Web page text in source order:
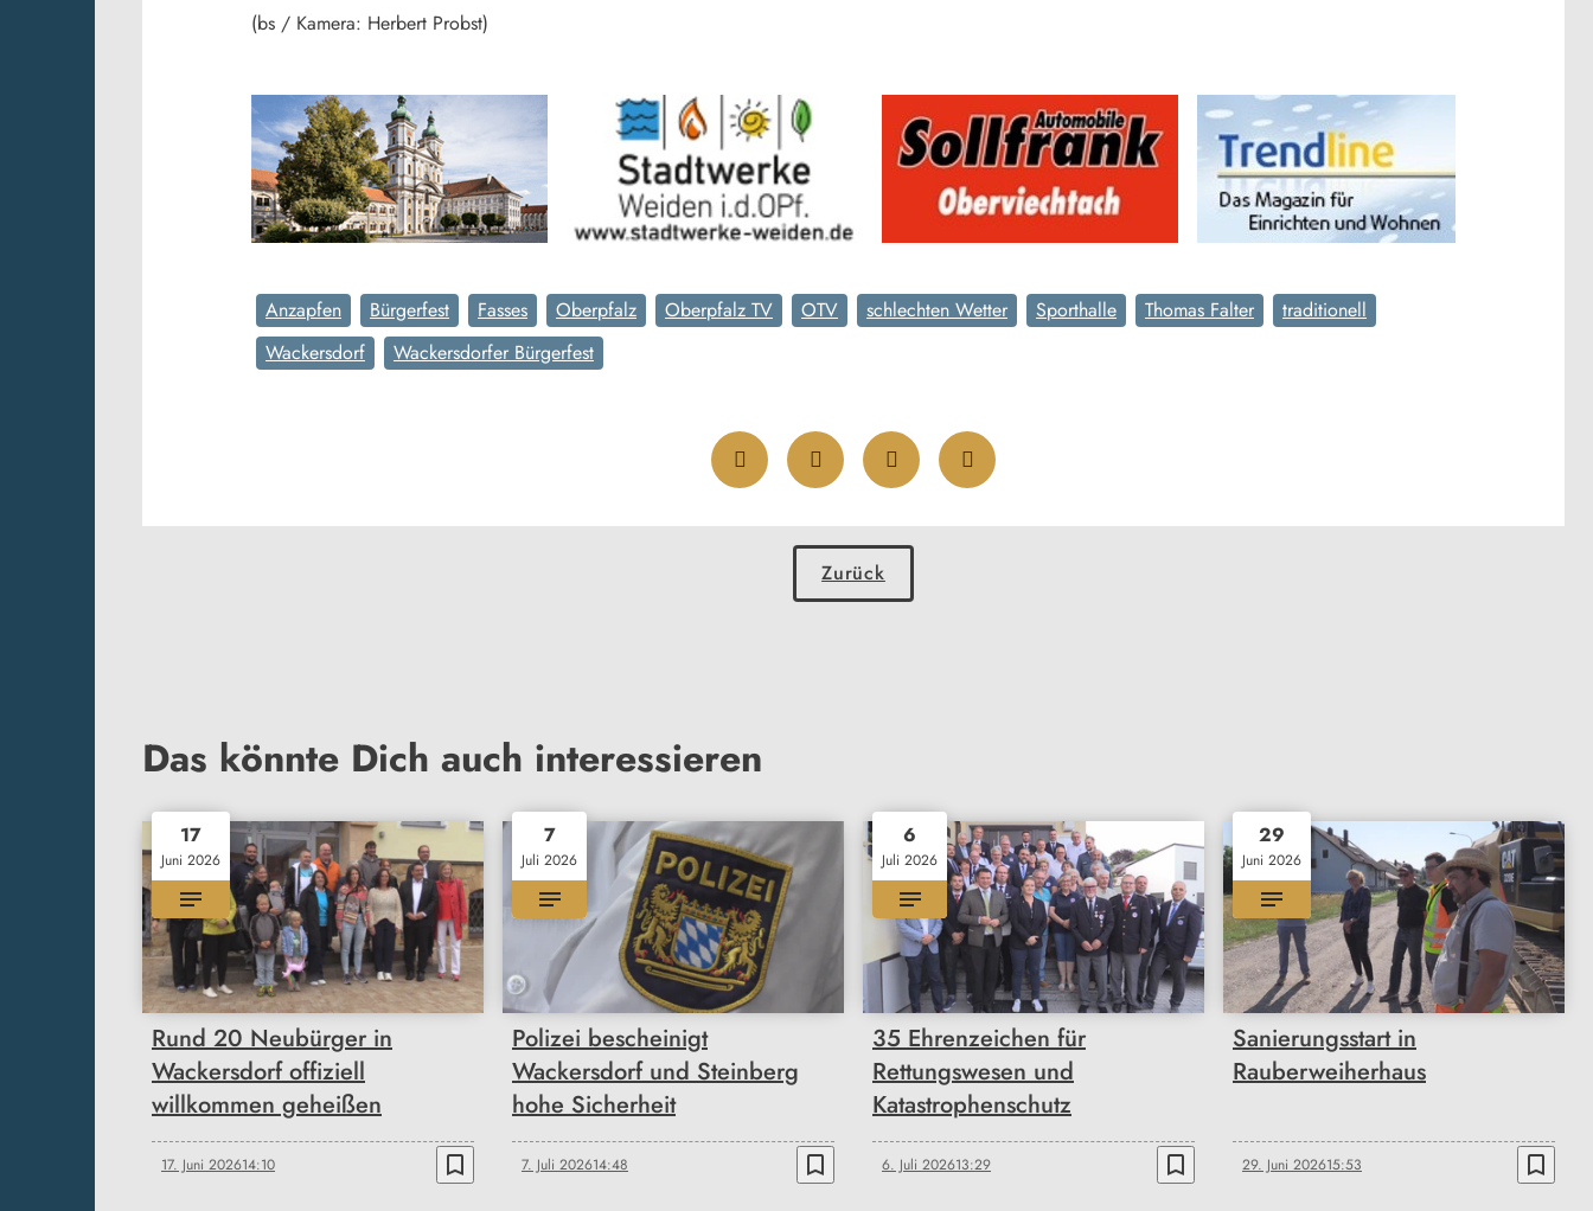
(bs / Kamera: Herbert Probst)
Anzapfen Bürgerfest Fasses Oberpfalz Oberpfalz TV OTV schlechten Wetter Sporthalle Thomas Falter
traditionell
Wackersdorf
Wackersdorfer Bürgerfest
Zurück
Das könnte Dich auch interessieren
17
Juni 2026
Rund 20 Neubürger in
Wackersdorf offiziell
willkommen geheißen
17. Juni 202614:10 bookmark_border
7
Juli 2026
Polizei bescheinigt
Wackersdorf und Steinberg
hohe Sicherheit
7. Juli 202614:48 bookmark_border
6
Juli 2026
35 Ehrenzeichen für
Rettungswesen und
Katastrophenschutz
6. Juli 202613:29 bookmark_border
29
Juni 2026
Sanierungsstart in
Rauberweiherhaus
29. Juni 202615:53 bookmark_border